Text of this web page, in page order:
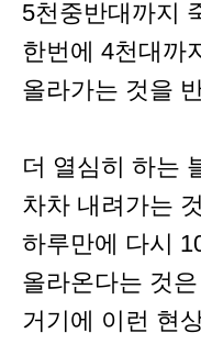
5천중반대까지
한번에 4천대까
올라가는 것을
더 열심히 하는
차차 내려가는
하루만에 다시
올라온다는 것
거기에 이런 현